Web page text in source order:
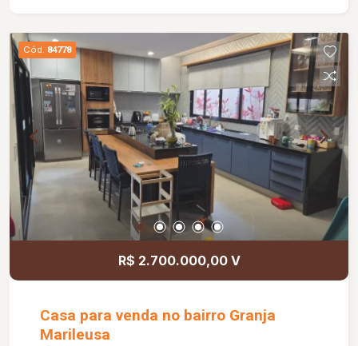
Cód. 84778
R$ 2.700.000,00 V
Casa para venda no bairro Granja
Marileusa